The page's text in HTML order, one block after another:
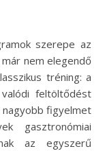
nem elegendő
tréning: a
feltöltődést
figyelmet
gasztronómiai
az egyszerű